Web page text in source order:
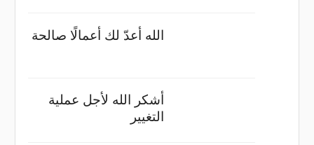
الله أعدّ لك أعمالًا صالحة
أشكر الله لأجل عملية
التغيير